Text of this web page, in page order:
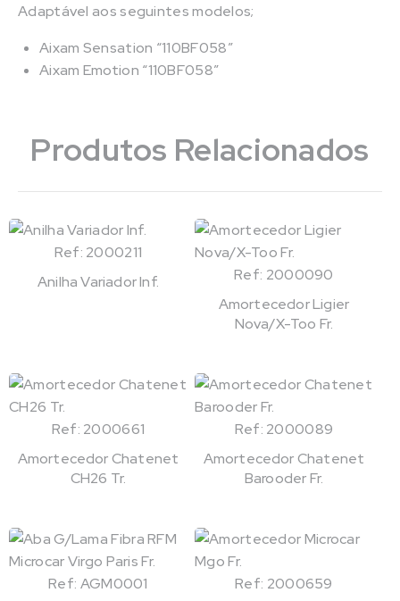
Adaptável aos seguintes modelos;
Aixam Sensation “110BF058”
Aixam Emotion “110BF058”
Produtos Relacionados
Ref: 2000211
Anilha Variador Inf.
Ref: 2000090
Amortecedor Ligier
Nova/X-Too Fr.
Ref: 2000661
Amortecedor Chatenet
CH26 Tr.
Ref: 2000089
Amortecedor Chatenet
Barooder Fr.
Ref: AGM0001
Ref: 2000659